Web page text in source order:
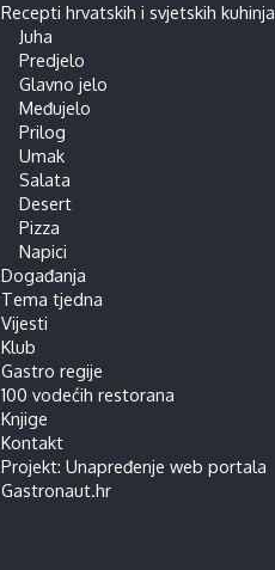
Recepti hrvatskih i svjetskih kuhinja
Juha
Predjelo
Glavno jelo
Međujelo
Prilog
Umak
Salata
Desert
Pizza
Napici
Događanja
Tema tjedna
Vijesti
Klub
Gastro regije
100 vodećih restorana
Knjige
Kontakt
Projekt: Unapređenje web portala
Gastronaut.hr